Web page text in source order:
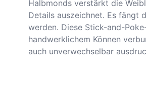
Halbmonds verstärkt die
Details auszeichnet. Es fängt
werden. Diese Stick-and-
handwerklichem Können
auch unverwechselbar